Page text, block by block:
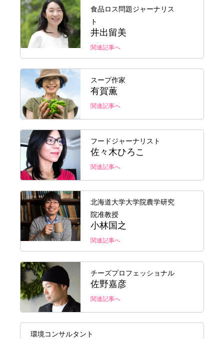
食品ロス問題ジャーナリス
ト
井出留美
関連記事へ
スープ作家
有賀薫
関連記事へ
フードジャーナリスト
佐々木ひろこ
関連記事へ
北海道大学大学院農学研究
院准教授
小林国之
関連記事へ
チーズプロフェッショナル
佐野嘉彦
関連記事へ
環境コンサルタント